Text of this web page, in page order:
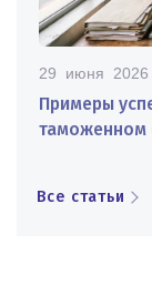
29 июня 2026
Примеры
Все статьи